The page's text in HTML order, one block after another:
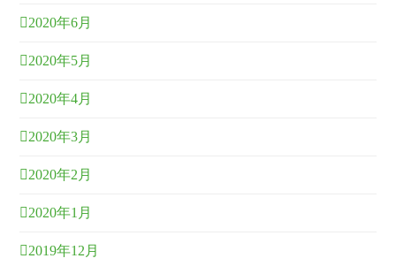
2020年6月
2020年5月
2020年4月
2020年3月
2020年2月
2020年1月
2019年12月